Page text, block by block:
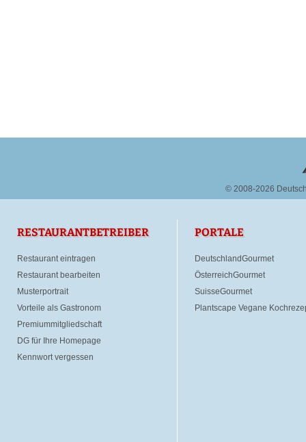
© 2008-2026
RESTAURANTBETREIBER
Restaurant eintragen
Restaurant bearbeiten
Musterportrait
Vorteile als Gastronom
Premiummitgliedschaft
DG für Ihre Homepage
Kennwort vergessen
PORTALE
DeutschlandGourmet
ÖsterreichGourmet
SuisseGourmet
Plantscape Vegane